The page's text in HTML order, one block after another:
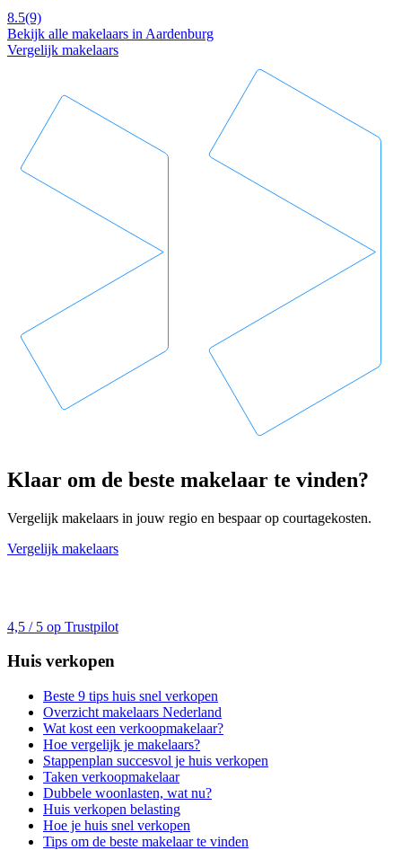
8.5(9)
Bekijk alle makelaars in Aardenburg
Vergelijk makelaars
Klaar om de beste makelaar te vinden?
Vergelijk makelaars in jouw regio en bespaar op courtagekosten.
Vergelijk makelaars
4,5 / 5 op Trustpilot
Huis verkopen
Beste 9 tips huis snel verkopen
Overzicht makelaars Nederland
Wat kost een verkoopmakelaar?
Hoe vergelijk je makelaars?
Stappenplan succesvol je huis verkopen
Taken verkoopmakelaar
Dubbele woonlasten, wat nu?
Huis verkopen belasting
Hoe je huis snel verkopen
Tips om de beste makelaar te vinden